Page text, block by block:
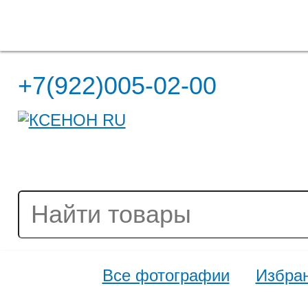
+7(922)005-02-00
Все фотографии